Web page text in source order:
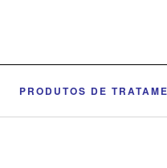
PRODUTOS DE